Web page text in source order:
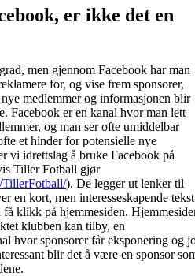
er ikke det en
men gjennom Facebook har man
for, og vise frem sponsorer,
medlemmer og informasjonen blir
Facebook er en kanal hvor man lett
og man ser ofte umiddelbar
et hinder for potensielle nye
vi idrettslag å bruke Facebook på
Tiller Fotball gjør
). De legger ut lenker til
en kort, men interesseskapende tekst
klikk på hjemmesiden.
klubben kan tilby, en
hvor sponsorer får eksponering og
blir det å være en sponsor